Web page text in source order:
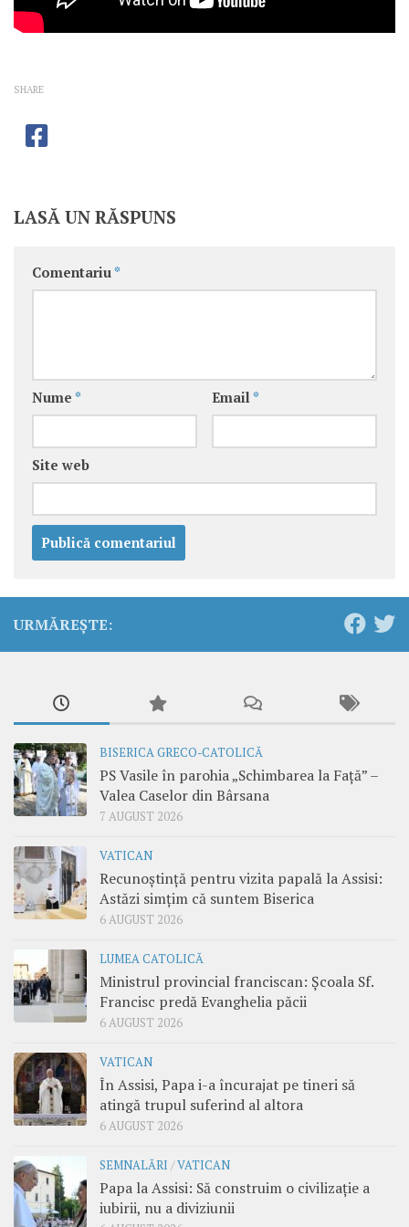
SHARE
LASĂ UN RĂSPUNS
Comentariu *
Nume * Email *
Site web
URMĂREȘTE:
BISERICA GRECO-CATOLICĂ
PS Vasile în parohia „Schimbarea la Față” –
Valea Caselor din Bârsana
7 AUGUST 2026
VATICAN
Recunoștință pentru vizita papală la Assisi:
Astăzi simțim că suntem Biserica
6 AUGUST 2026
LUMEA CATOLICĂ
Ministrul provincial franciscan: Școala Sf.
Francisc predă Evanghelia păcii
6 AUGUST 2026
VATICAN
În Assisi, Papa i-a încurajat pe tineri să
atingă trupul suferind al altora
6 AUGUST 2026
SEMNALĂRI /VATICAN
Papa la Assisi: Să construim o civilizație a
iubirii, nu a diviziunii